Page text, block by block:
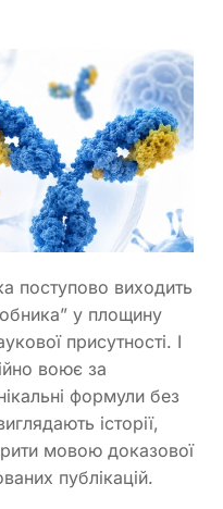
поступово виходить
у площину
присутності. І
воює за
формули без
історії,
мовою доказової
публікацій.